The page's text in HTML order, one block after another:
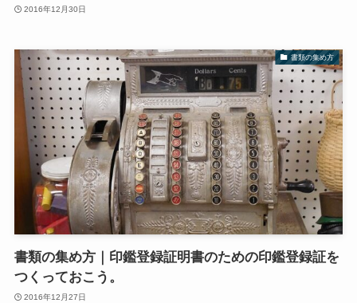
2016年12月30日
書類の集め方
書類の集め方｜印鑑登録証明書のための印鑑登録証を
つくっておこう。
2016年12月27日